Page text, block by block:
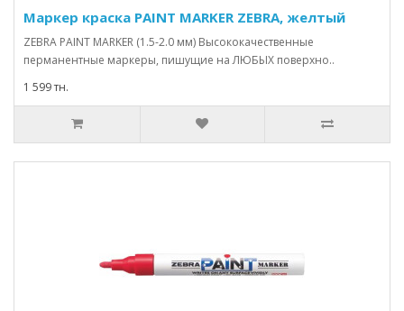
Маркер краска PAINT MARKER ZEBRA, желтый
ZEBRA PAINT MARKER (1.5-2.0 мм) Высококачественные
перманентные маркеры, пишущие на ЛЮБЫХ поверхно..
1 599 тн.